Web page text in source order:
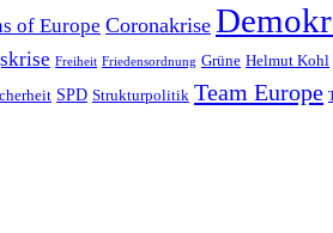
of Europe Coronakrise
Freiheit Friedensordnung Grüne Helmut Kohl
SPD Strukturpolitik Team Europe